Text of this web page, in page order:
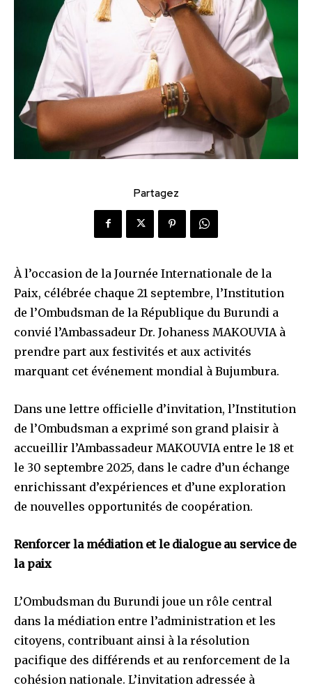
Partagez
À l’occasion de la Journée Internationale de la
Paix, célébrée chaque 21 septembre, l’Institution
de l’Ombudsman de la République du Burundi a
convié l’Ambassadeur Dr. Johaness MAKOUVIA à
prendre part aux festivités et aux activités
marquant cet événement mondial à Bujumbura.
Dans une lettre officielle d’invitation, l’Institution
de l’Ombudsman a exprimé son grand plaisir à
accueillir l’Ambassadeur MAKOUVIA entre le 18 et
le 30 septembre 2025, dans le cadre d’un échange
enrichissant d’expériences et d’une exploration
de nouvelles opportunités de coopération.
Renforcer la médiation et le dialogue au service de
la paix
L’Ombudsman du Burundi joue un rôle central
dans la médiation entre l’administration et les
citoyens, contribuant ainsi à la résolution
pacifique des différends et au renforcement de la
cohésion nationale. L’invitation adressée à